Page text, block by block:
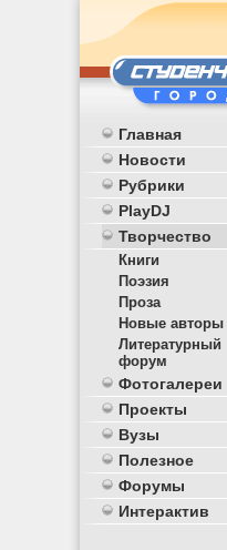
Главная
Новости
Рубрики
PlayDJ
Творчество
Книги
Поэзия
Проза
Новые авторы
Литературный
форум
Фотогалереи
Проекты
Вузы
Полезное
Форумы
Интерактив